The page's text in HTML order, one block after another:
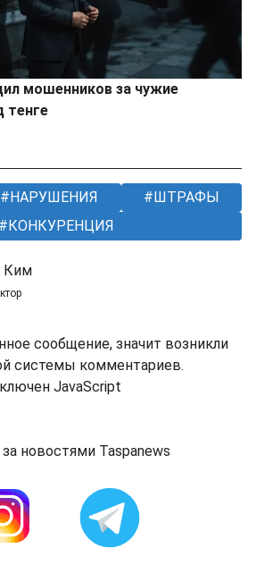
мошенников за чужие
тенге
НАРУШЕНИЯ
ШТРАФЫ
КОНКУРЕНЦИЯ
Ким
сообщение, значит возникли
системы комментариев.
JavaScript
новостями Taspanews